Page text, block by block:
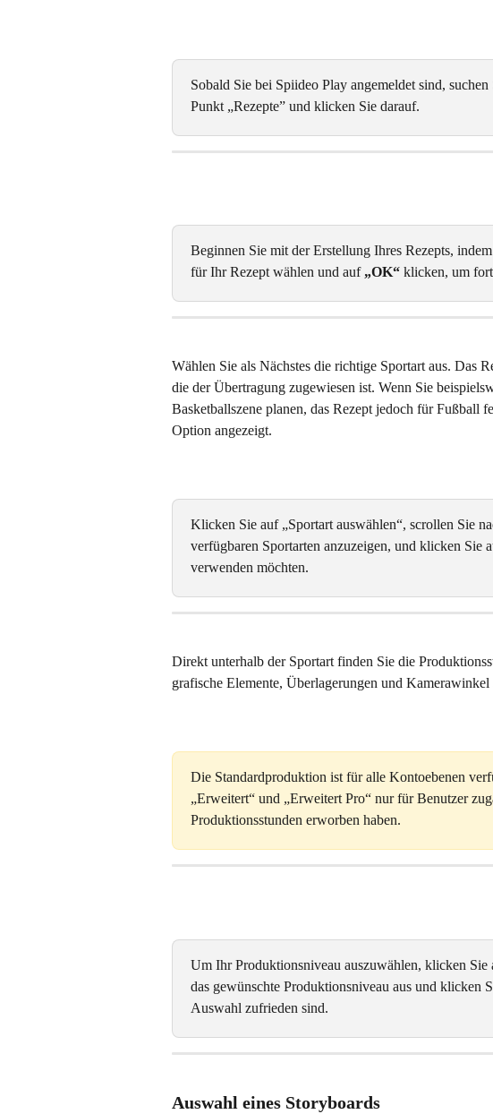
Sobald Sie bei Spiideo Play angemeldet sind,
Punkt „Rezepte” und klicken Sie darauf.
Beginnen Sie mit der Erstellung Ihres Rezepts,
für Ihr Rezept wählen und auf „OK“ klicken, um
Wählen Sie als Nächstes die richtige Sportart aus. Das
die der Übertragung zugewiesen ist. Wenn Sie
Basketballszene planen, das Rezept jedoch für Fußball
Option angezeigt.
Klicken Sie auf „Sportart auswählen“, scrollen Sie
verfügbaren Sportarten anzuzeigen, und klicken Sie
verwenden möchten.
Direkt unterhalb der Sportart finden Sie die
grafische Elemente, Überlagerungen und
Die Standardproduktion ist für alle Kontoebenen
„Erweitert“ und „Erweitert Pro“ nur für Benutzer
Produktionsstunden erworben haben.
Um Ihr Produktionsniveau auszuwählen, klicken
das gewünschte Produktionsniveau aus und klicken
Auswahl zufrieden sind.
Auswahl eines Storyboards